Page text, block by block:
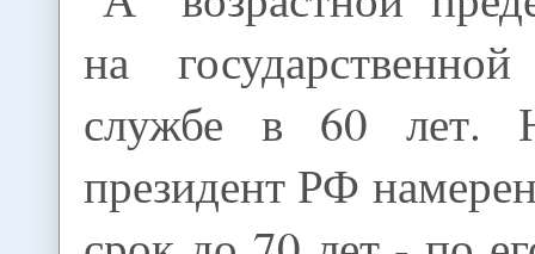
на
службе в 60 лет.
президент РФ